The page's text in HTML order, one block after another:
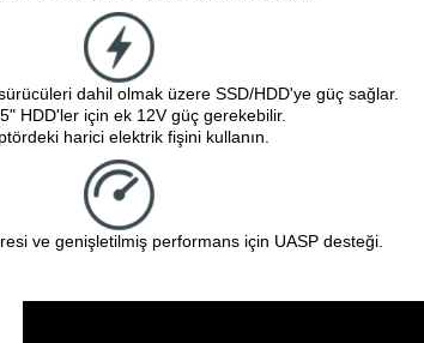
dahil olmak üzere SSD/HDD'ye güç sağlar.
HDD'ler için ek 12V güç gerekebilir.
harici elektrik fişini kullanın.
ve genişletilmiş performans için UASP desteği.